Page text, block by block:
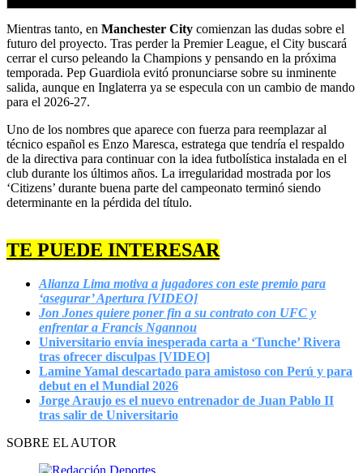
Mientras tanto, en Manchester City comienzan las dudas sobre el
futuro del proyecto. Tras perder la Premier League, el City buscará
cerrar el curso peleando la Champions y pensando en la próxima
temporada. Pep Guardiola evitó pronunciarse sobre su inminente
salida, aunque en Inglaterra ya se especula con un cambio de mando
para el 2026-27.
Uno de los nombres que aparece con fuerza para reemplazar al
técnico español es Enzo Maresca, estratega que tendría el respaldo
de la directiva para continuar con la idea futbolística instalada en el
club durante los últimos años. La irregularidad mostrada por los
‘Citizens’ durante buena parte del campeonato terminó siendo
determinante en la pérdida del título.
TE PUEDE INTERESAR
Alianza Lima motiva a jugadores con este premio para
‘asegurar’ Apertura [VIDEO]
Jon Jones quiere poner fin a su contrato con UFC y
enfrentar a Francis Ngannou
Universitario envía inesperada carta a ‘Tunche’ Rivera
tras ofrecer disculpas [VIDEO]
Lamine Yamal descartado para amistoso con Perú y para
debut en el Mundial 2026
Jorge Araujo es el nuevo entrenador de Juan Pablo II
tras salir de Universitario
SOBRE EL AUTOR